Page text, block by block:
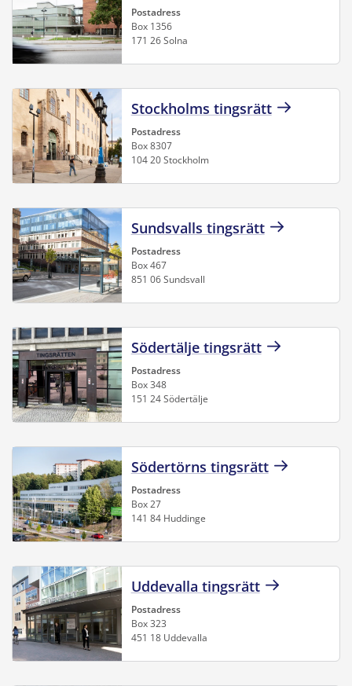
Postadress
Box 1356
171 26 Solna
Stockholms tingsrätt
Postadress
Box 8307
104 20 Stockholm
Sundsvalls tingsrätt
Postadress
Box 467
851 06 Sundsvall
Södertälje tingsrätt
Postadress
Box 348
151 24 Södertälje
Södertörns tingsrätt
Postadress
Box 27
141 84 Huddinge
Uddevalla tingsrätt
Postadress
Box 323
451 18 Uddevalla